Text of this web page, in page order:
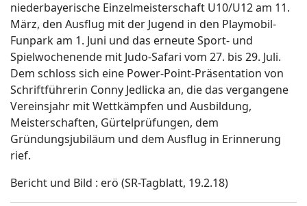
niederbayerische Einzelmeisterschaft U10/U12 am 11.
März, den Ausflug mit der Jugend in den Playmobil-
Funpark am 1. Juni und das erneute Sport- und
Spielwochenende mit Judo-Safari vom 27. bis 29. Juli.
Dem schloss sich eine Power-Point-Präsentation von
Schriftführerin Conny Jedlicka an, die das vergangene
Vereinsjahr mit Wettkämpfen und Ausbildung,
Meisterschaften, Gürtelprüfungen, dem
Gründungsjubiläum und dem Ausflug in Erinnerung
rief.
Bericht und Bild : erö (SR-Tagblatt, 19.2.18)